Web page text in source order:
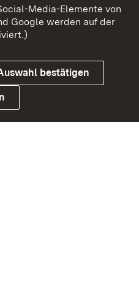
Barrierefreiheit
Cookies
Media-Elemente von
Google werden auf der
bestätigen